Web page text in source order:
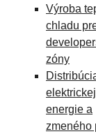
Výroba
chladu
zóny
elektrickej
energie a
zmeného